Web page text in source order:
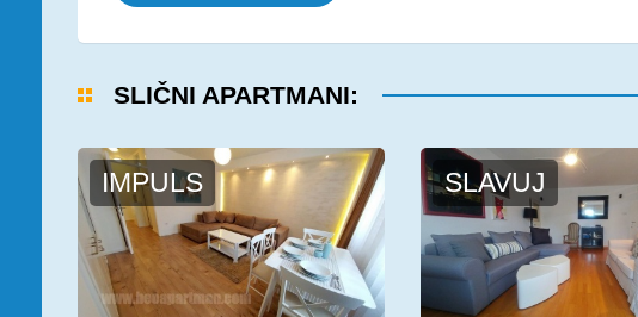
SLIČNI APARTMANI:
IMPULS SLAVUJ